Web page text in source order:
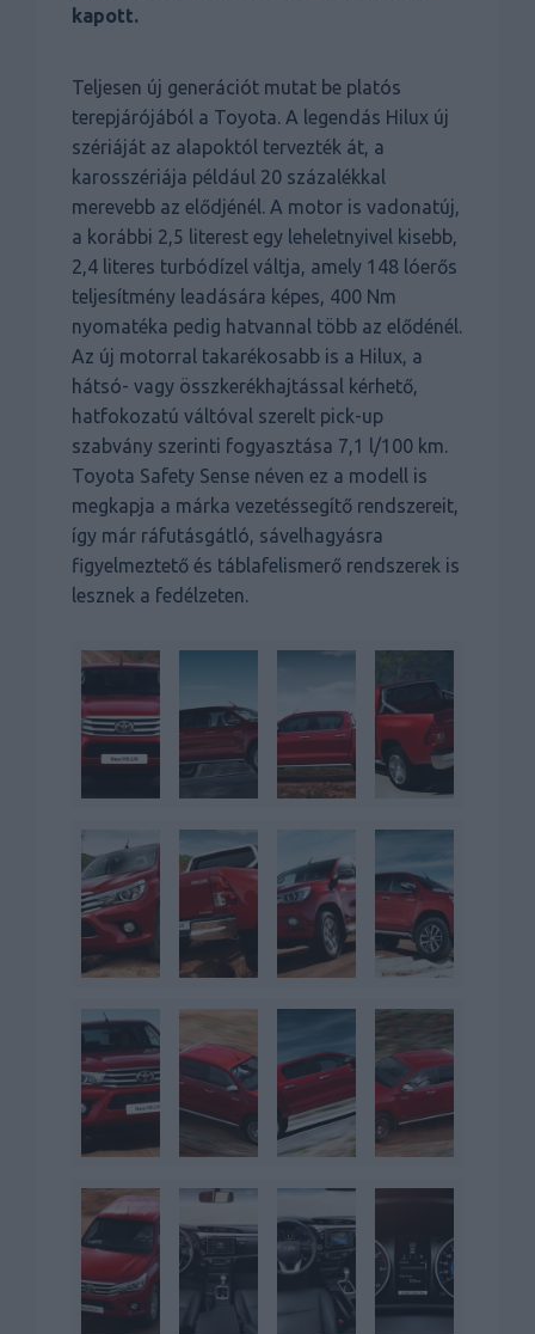
kapott.
Teljesen új generációt mutat be platós
terepjárójából a Toyota. A legendás Hilux új
szériáját az alapoktól tervezték át, a
karosszériája például 20 százalékkal
merevebb az elődjénél. A motor is vadonatúj,
a korábbi 2,5 literest egy leheletnyivel kisebb,
2,4 literes turbódízel váltja, amely 148 lóerős
teljesítmény leadására képes, 400 Nm
nyomatéka pedig hatvannal több az elődénél.
Az új motorral takarékosabb is a Hilux, a
hátsó- vagy összkerékhajtással kérhető,
hatfokozatú váltóval szerelt pick-up
szabvány szerinti fogyasztása 7,1 l/100 km.
Toyota Safety Sense néven ez a modell is
megkapja a márka vezetéssegítő rendszereit,
így már ráfutásgátló, sávelhagyásra
figyelmeztető és táblafelismerő rendszerek is
lesznek a fedélzeten.